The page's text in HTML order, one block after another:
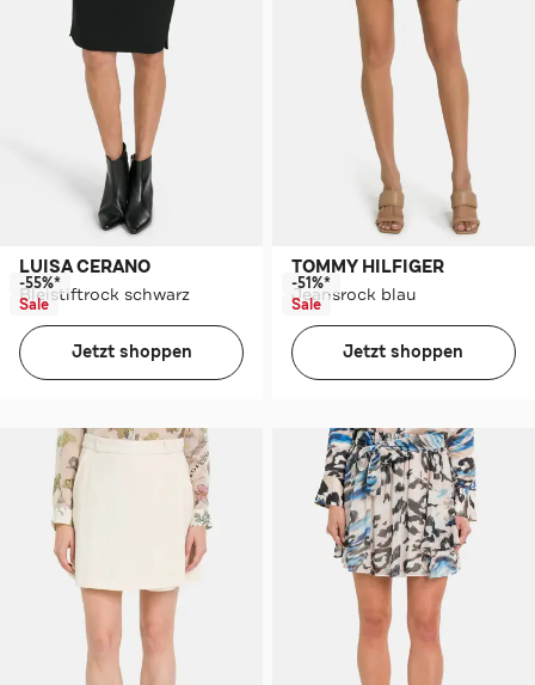
LUISA CERANO
Bleistiftrock schwarz
-55%*
Sale
Jetzt shoppen
TOMMY HILFIGER
Jeansrock blau
-51%*
Sale
Jetzt shoppen